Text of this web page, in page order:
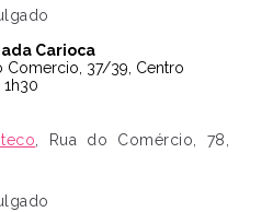
Carioca
Comercio, 37/39, Centro
1h30
, Rua do Comércio, 78,